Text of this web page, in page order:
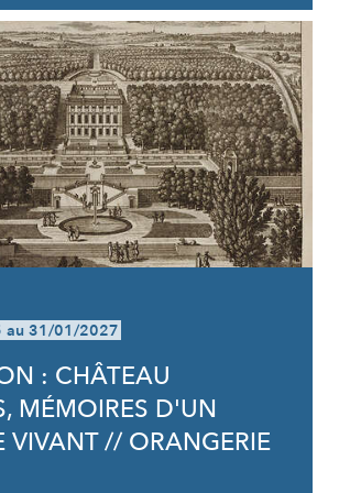
31/01/2027
: CHÂTEAU
MÉMOIRES D'UN
VIVANT // ORANGERIE